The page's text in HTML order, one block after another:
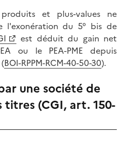
et plus-values ne
l'exonération du 5° bis de
est déduit du gain net
ou le PEA-PME depuis
BOI-RPPM-RCM-40-50-30).
une société de
titres (CGI, art. 150-